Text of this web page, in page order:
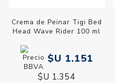
Crema de Peinar Tigi Bed
Head Wave Rider 100 ml
$U 1.151
$U 1.354